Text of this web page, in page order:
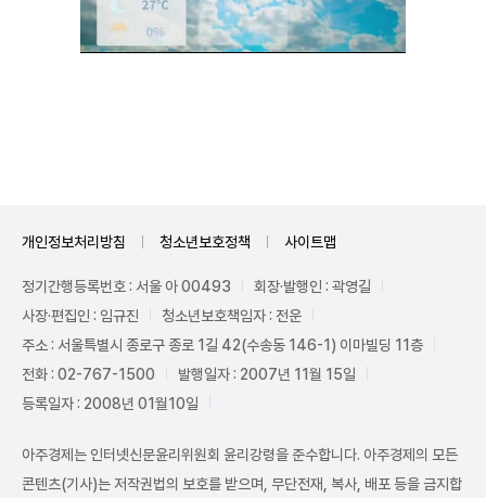
개인정보처리방침 청소년보호정책 사이트맵
정기간행등록번호 : 서울 아 00493
회장·발행인 : 곽영길
사장·편집인 : 임규진
청소년보호책임자 : 전운
주소 : 서울특별시 종로구 종로 1길 42(수송동 146-1) 이마빌딩 11층
전화 : 02-767-1500
발행일자 : 2007년 11월 15일
등록일자 : 2008년 01월10일
아주경제는 인터넷신문윤리위원회 윤리강령을 준수합니다. 아주경제의 모든
콘텐츠(기사)는 저작권법의 보호를 받으며, 무단전재, 복사, 배포 등을 금지합